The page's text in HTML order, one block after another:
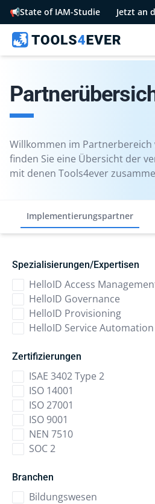
📢State of IAM-Studie Jetzt an
Willkommen im Partnerbereich
finden Sie eine Übersicht der
mit denen Tools4ever
Implementierungspartner
Spezialisierungen/Expertisen
HelloID Access
HelloID Governance
HelloID Provisioning
HelloID Service Automation
Zertifizierungen
ISAE 3402 Type 2
ISO 14001
ISO 27001
ISO 9001
NEN 7510
SOC 2
Branchen
Bildungswesen